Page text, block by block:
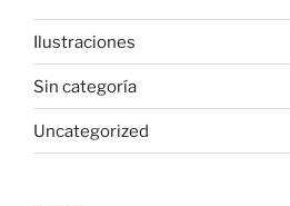
Ilustraciones
Sin categoría
Uncategorized